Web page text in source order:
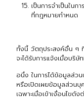
เป็นการจำเป็นใน
ที่กฎหมายกำหนด
ทั้งนี้ วัตถุประสงค์อื่น ๆ
จะได้รับการแจ้งเมื่อบริ
อนึ่ง ในการได้ข้อมูลส่ว
หรือเปิดเผยข้อมูลส่วน
เฉพาะเมื่อเข้าเงื่อนไขดัง